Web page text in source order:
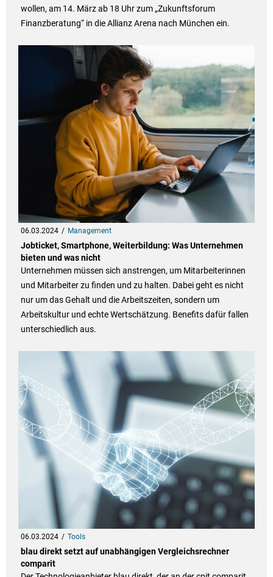
wollen, am 14. März ab 18 Uhr zum „Zukunftsforum
Finanzberatung“ in die Allianz Arena nach München ein.
06.03.2024 Management
Jobticket, Smartphone, Weiterbildung: Was Unternehmen
bieten und was nicht
Unternehmen müssen sich anstrengen, um Mitarbeiterinnen
und Mitarbeiter zu finden und zu halten. Dabei geht es nicht
nur um das Gehalt und die Arbeitszeiten, sondern um
Arbeitskultur und echte Wertschätzung. Benefits dafür fallen
unterschiedlich aus.
06.03.2024 Tools
blau direkt setzt auf unabhängigen Vergleichsrechner
comparit